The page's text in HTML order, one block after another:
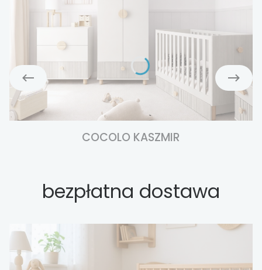
COCOLO KASZMIR
bezpłatna dostawa